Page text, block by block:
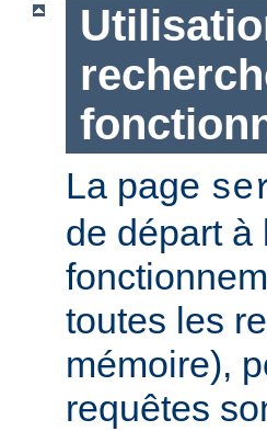
La page
de départ à
toutes les
mémoire),
requêtes